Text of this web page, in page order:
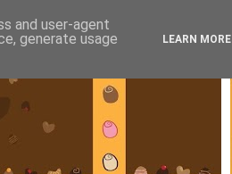
and user-agent
generate usage
LEARN MORE